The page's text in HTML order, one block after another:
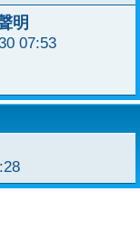
明
07:53